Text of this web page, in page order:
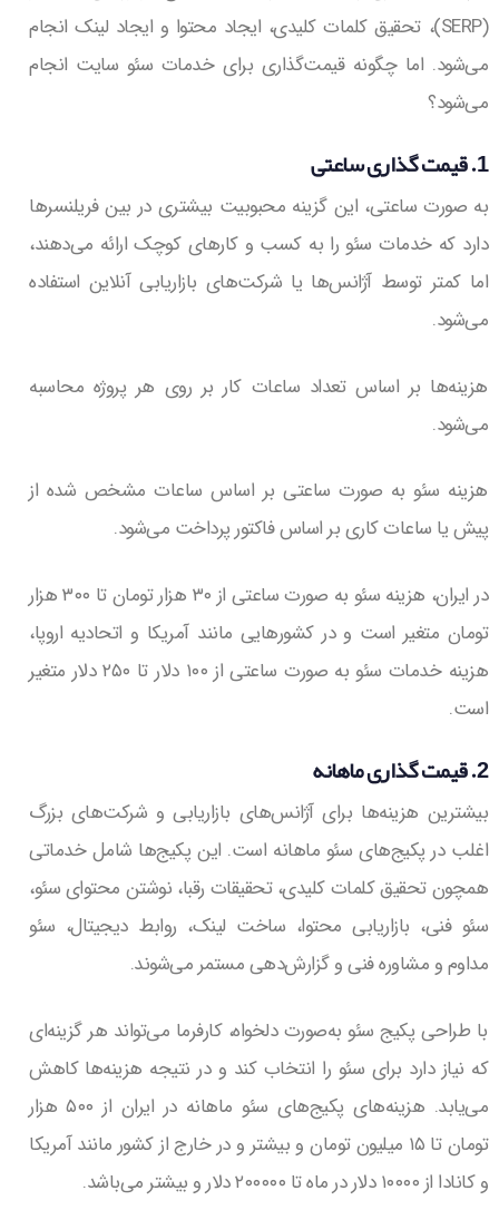
(SERP)، تحقیق کلمات کلیدی، ایجاد محتوا و ایجاد لینک انجام
می‌شود. اما چگونه قیمت‌گذاری برای خدمات سئو سایت انجام
می‌شود؟
1. قیمت گذاری ساعتی
به صورت ساعتی، این گزینه محبوبیت بیشتری در بین فریلنسرها
دارد که خدمات سئو را به کسب و کارهای کوچک ارائه می‌دهند،
اما کمتر توسط آژانس‌ها یا شرکت‌های بازاریابی آنلاین استفاده
می‌شود.
هزینه‌ها بر اساس تعداد ساعات کار بر روی هر پروژه محاسبه
می‌شود.
هزینه سئو به صورت ساعتی بر اساس ساعات مشخص شده از
پیش یا ساعات کاری بر اساس فاکتور پرداخت می‌شود.
در ایران، هزینه سئو به صورت ساعتی از ۳۰ هزار تومان تا ۳۰۰ هزار
تومان متغیر است و در کشورهایی مانند آمریکا و اتحادیه اروپا،
هزینه خدمات سئو به صورت ساعتی از ۱۰۰ دلار تا ۲۵۰ دلار متغیر
است.
2. قیمت گذاری ماهانه
بیشترین هزینه‌ها برای آژانس‌های بازاریابی و شرکت‌های بزرگ
اغلب در پکیج‌های سئو ماهانه است. این پکیج‌ها شامل خدماتی
همچون تحقیق کلمات کلیدی، تحقیقات رقبا، نوشتن محتوای سئو،
سئو فنی، بازاریابی محتوا، ساخت لینک، روابط دیجیتال، سئو
مداوم و مشاوره فنی و گزارش‌دهی مستمر می‌شوند.
با طراحی پکیج سئو به‌صورت دلخواه، کارفرما می‌تواند هر گزینه‌ای
که نیاز دارد برای سئو را انتخاب کند و در نتیجه هزینه‌ها کاهش
می‌یابد. هزینه‌های پکیج‌های سئو ماهانه در ایران از ۵۰۰ هزار
تومان تا ۱۵ میلیون تومان و بیشتر و در خارج از کشور مانند آمریکا
و کانادا از ۱۰۰۰۰ دلار در ماه تا ۲۰۰۰۰۰ دلار و بیشتر می‌باشد.